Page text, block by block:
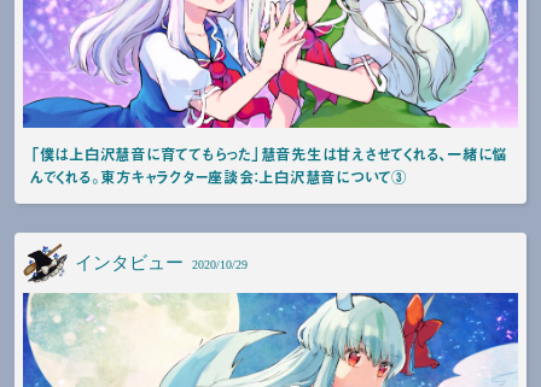
「僕は上白沢慧音に育ててもらった」慧音先生は甘えさせてくれる、一緒に悩
んでくれる。東方キャラクター座談会：上白沢慧音について③
インタビュー 2020/10/29